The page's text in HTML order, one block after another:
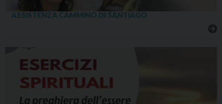
ASSISTENZA CAMMINO DI SANTIAGO